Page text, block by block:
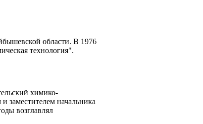
области. В 1976
технология".
химико-
заместителем начальника
возглавлял